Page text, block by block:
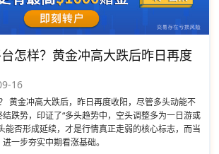
怎样？黄金冲高大跌后昨日再度
16
黄金冲高大跌后，昨日再度收阳，尽管多头动能不
跌势，印证了“多头趋势中，空头调整多为一日游或
能否形成延续，才是行情真正走弱的核心标志，而当
一步夯实中期看涨基础。